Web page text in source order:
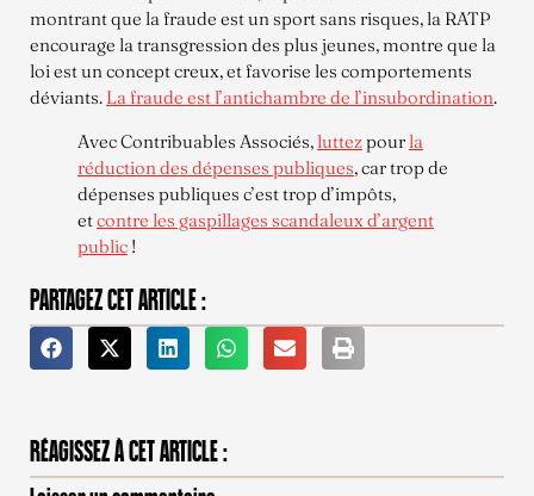
montrant que la fraude est un sport sans risques, la RATP
encourage la transgression des plus jeunes, montre que la
loi est un concept creux, et favorise les comportements
déviants. La fraude est l’antichambre de l’insubordination.
Avec Contribuables Associés, luttezpour la
réduction des dépenses publiques, car trop de
dépenses publiques c’est trop d’impôts,
etcontre les gaspillages scandaleux d’argent
public !
PARTAGEZ CET ARTICLE :
RÉAGISSEZ À CET ARTICLE :